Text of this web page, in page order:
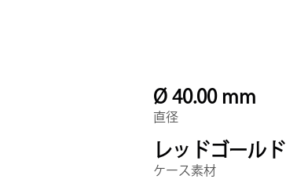
Ø 40.00 mm
直径
レッドゴールド
ケース素材